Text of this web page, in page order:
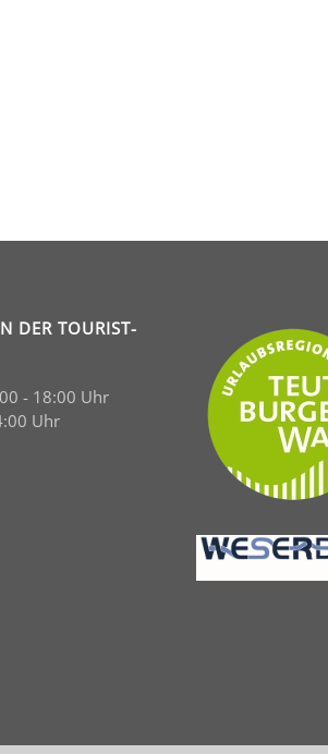
DER TOURIST-
- 18:00 Uhr
Uhr